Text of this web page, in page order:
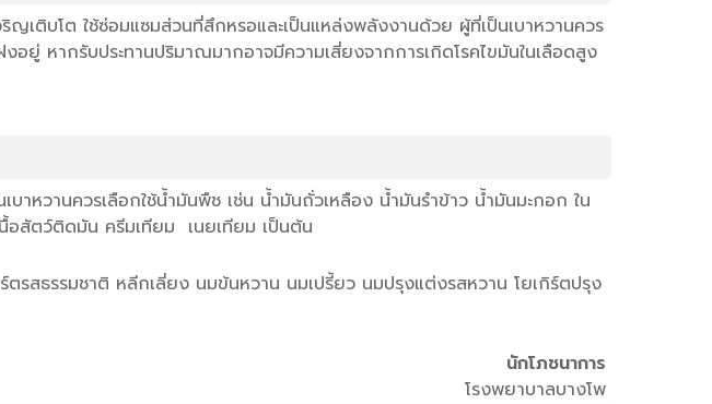
ญเติบโต ใช้ซ่อมแซมส่วนที่สึกหรอและเป็นแหล่งพลังงานด้วย ผู้ที่เป็นเบาหวานควร
ยู่ หากรับประทานปริมาณมากอาจมีความเสี่ยงจากการเกิดโรคไขมันในเลือดสูง
าหวานควรเลือกใช้น้ำมันพืช เช่น น้ำมันถั่วเหลือง น้ำมันรำข้าว น้ำมันมะกอก ใน
นื้อสัตว์ติดมัน ครีมเทียม เนยเทียม เป็นต้น
รสธรรมชาติ หลีกเลี่ยง นมข้นหวาน นมเปรี้ยว นมปรุงแต่งรสหวาน โยเกิร์ตปรุง
นักโภชนาการ
โรงพยาบาลบางโพ